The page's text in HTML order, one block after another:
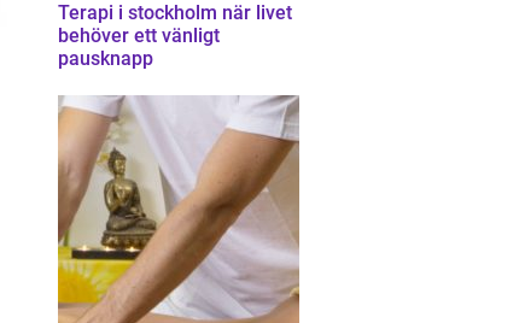
Terapi i stockholm när livet
behöver ett vänligt
pausknapp